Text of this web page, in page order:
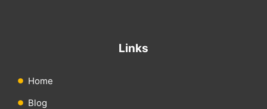
Links
Home
Blog